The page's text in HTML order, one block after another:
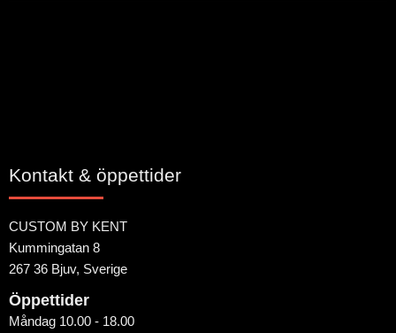
Kontakt & öppettider
CUSTOM BY KENT
Kummingatan 8
267 36 Bjuv, Sverige
Öppettider
Måndag 10.00 - 18.00